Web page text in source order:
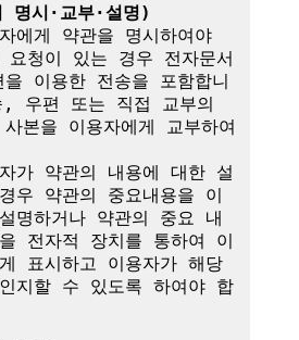
시·교부·설명)
에게 약관을 명시하여야
청이 있는 경우 전자문서
을 이용한 전송을 포함합니
우편 또는 직접 교부의
본을 이용자에게 교부하여
가 약관의 내용에 대한 설
우 약관의 중요내용을 이
명하거나 약관의 중요 내
전자적 장치를 통하여 이
표시하고 이용자가 해당
지할 수 있도록 하여야 합